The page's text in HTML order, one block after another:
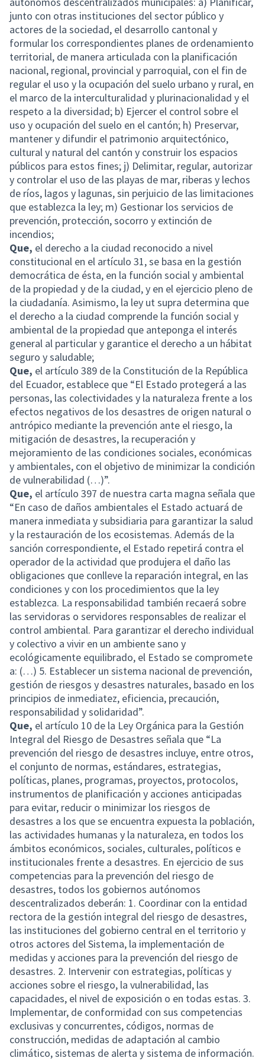
junto con otras instituciones del sector público y
actores de la sociedad, el desarrollo cantonal y
formular los correspondientes planes de ordenamiento
territorial, de manera articulada con la planificación
nacional, regional, provincial y parroquial, con el fin de
regular el uso y la ocupación del suelo urbano y rural, en
el marco de la interculturalidad y plurinacionalidad y el
respeto a la diversidad; b) Ejercer el control sobre el
uso y ocupación del suelo en el cantón; h) Preservar,
mantener y difundir el patrimonio arquitectónico,
cultural y natural del cantón y construir los espacios
públicos para estos fines; j) Delimitar, regular, autorizar
y controlar el uso de las playas de mar, riberas y lechos
de ríos, lagos y lagunas, sin perjuicio de las limitaciones
que establezca la ley; m) Gestionar los servicios de
prevención, protección, socorro y extinción de
incendios;
Que, el derecho a la ciudad reconocido a nivel
constitucional en el artículo 31, se basa en la gestión
democrática de ésta, en la función social y ambiental
de la propiedad y de la ciudad, y en el ejercicio pleno de
la ciudadanía. Asimismo, la ley ut supra determina que
el derecho a la ciudad comprende la función social y
ambiental de la propiedad que anteponga el interés
general al particular y garantice el derecho a un hábitat
seguro y saludable;
Que, el artículo 389 de la Constitución de la República
del Ecuador, establece que “El Estado protegerá a las
personas, las colectividades y la naturaleza frente a los
efectos negativos de los desastres de origen natural o
antrópico mediante la prevención ante el riesgo, la
mitigación de desastres, la recuperación y
mejoramiento de las condiciones sociales, económicas
y ambientales, con el objetivo de minimizar la condición
de vulnerabilidad (…)”.
Que, el artículo 397 de nuestra carta magna señala que
“En caso de daños ambientales el Estado actuará de
manera inmediata y subsidiaria para garantizar la salud
y la restauración de los ecosistemas. Además de la
sanción correspondiente, el Estado repetirá contra el
operador de la actividad que produjera el daño las
obligaciones que conlleve la reparación integral, en las
condiciones y con los procedimientos que la ley
establezca. La responsabilidad también recaerá sobre
las servidoras o servidores responsables de realizar el
control ambiental. Para garantizar el derecho individual
y colectivo a vivir en un ambiente sano y
ecológicamente equilibrado, el Estado se compromete
a: (…) 5. Establecer un sistema nacional de prevención,
gestión de riesgos y desastres naturales, basado en los
principios de inmediatez, eficiencia, precaución,
responsabilidad y solidaridad”.
Que, el artículo 10 de la Ley Orgánica para la Gestión
Integral del Riesgo de Desastres señala que “La
prevención del riesgo de desastres incluye, entre otros,
el conjunto de normas, estándares, estrategias,
políticas, planes, programas, proyectos, protocolos,
instrumentos de planificación y acciones anticipadas
para evitar, reducir o minimizar los riesgos de
desastres a los que se encuentra expuesta la población,
las actividades humanas y la naturaleza, en todos los
ámbitos económicos, sociales, culturales, políticos e
institucionales frente a desastres. En ejercicio de sus
competencias para la prevención del riesgo de
desastres, todos los gobiernos autónomos
descentralizados deberán: 1. Coordinar con la entidad
rectora de la gestión integral del riesgo de desastres,
las instituciones del gobierno central en el territorio y
otros actores del Sistema, la implementación de
medidas y acciones para la prevención del riesgo de
desastres. 2. Intervenir con estrategias, políticas y
acciones sobre el riesgo, la vulnerabilidad, las
capacidades, el nivel de exposición o en todas estas. 3.
Implementar, de conformidad con sus competencias
exclusivas y concurrentes, códigos, normas de
construcción, medidas de adaptación al cambio
climático, sistemas de alerta y sistema de información.